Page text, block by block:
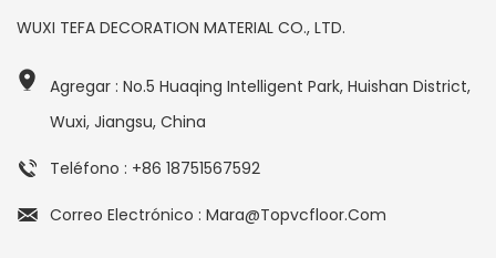
WUXI TEFA DECORATION MATERIAL CO., LTD.
Agregar : No.5 Huaqing Intelligent Park, Huishan District,
Wuxi, Jiangsu, China
Teléfono : +86 18751567592
Correo Electrónico : Mara@topvcfloor.com